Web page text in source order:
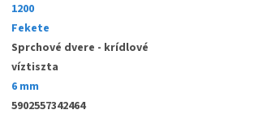
1200
Fekete
Sprchové dvere - krídlové
víztiszta
6 mm
5902557342464